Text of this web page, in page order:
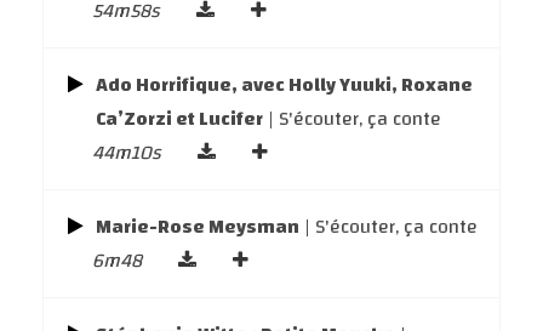
54m58s
Ado Horrifique, avec Holly Yuuki, Roxane
Ca’Zorzi et Lucifer | S'écouter, ça conte
44m10s
Marie-Rose Meysman | S'écouter, ça conte
6m48